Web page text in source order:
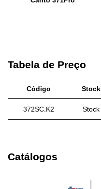
Tabela de Preço
Código Stock
372SC.K2 Stock
Catálogos